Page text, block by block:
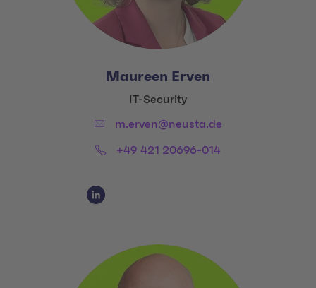
Maureen Erven
Title:
IT-Security
Email:m.erven@neusta.de
Phone:+49 421 20696-014
Social Media Links
Social Media Link 1